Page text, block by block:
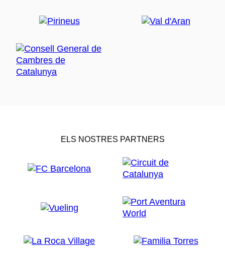
ELS NOSTRES PARTNERS